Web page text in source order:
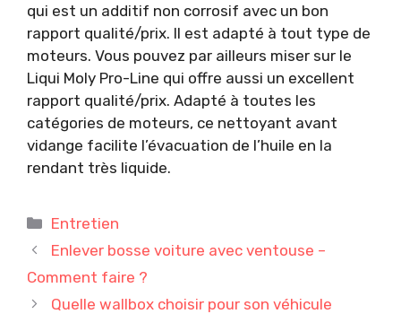
qui est un additif non corrosif avec un bon
rapport qualité/prix. Il est adapté à tout type de
moteurs. Vous pouvez par ailleurs miser sur le
Liqui Moly Pro-Line qui offre aussi un excellent
rapport qualité/prix. Adapté à toutes les
catégories de moteurs, ce nettoyant avant
vidange facilite l’évacuation de l’huile en la
rendant très liquide.
Catégories
Entretien
Enlever bosse voiture avec ventouse –
Comment faire ?
Quelle wallbox choisir pour son véhicule